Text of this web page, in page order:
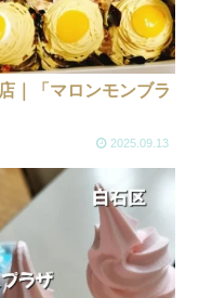
｜「マロンモンブラ
2025.09.13